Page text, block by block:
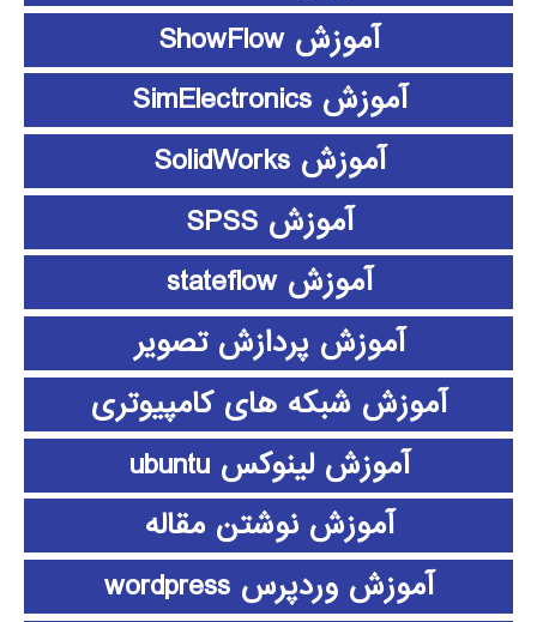
آموزش ShowFlow
آموزش SimElectronics
آموزش SolidWorks
آموزش SPSS
آموزش stateflow
آموزش پردازش تصویر
آموزش شبکه های کامپیوتری
آموزش لینوکس ubuntu
آموزش نوشتن مقاله
آموزش وردپرس wordpress